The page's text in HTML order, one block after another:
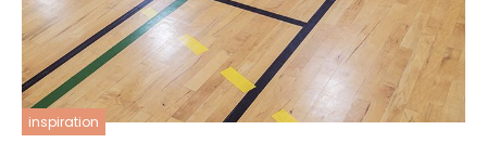
inspiration